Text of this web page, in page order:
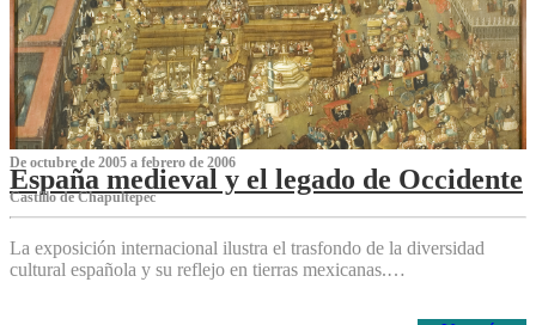
De octubre de 2005 a febrero de 2006
España medieval y el legado de Occidente
Castillo de Chapultepec
La exposición internacional ilustra el trasfondo de la diversidad
cultural española y su reflejo en tierras mexicanas.…